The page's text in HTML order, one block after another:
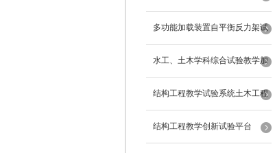
多功能加载装置自平衡反力架试
验系统
水工、土木学科综合试验教学加
载系统
结构工程教学试验系统土木工程
试验设备
结构工程教学创新试验平台